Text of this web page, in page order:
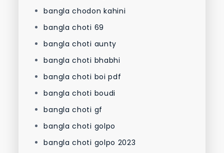
bangla chodon kahini
bangla choti 69
bangla choti aunty
bangla choti bhabhi
bangla choti boi pdf
bangla choti boudi
bangla choti gf
bangla choti golpo
bangla choti golpo 2023